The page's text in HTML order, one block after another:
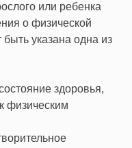
или ребенка
о физической
указана одна из
здоровья,
физическим